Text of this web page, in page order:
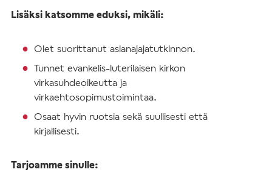
Lisäksi katsomme eduksi, mikäli:
Olet suorittanut asianajajatutkinnon.
Tunnet evankelis-luterilaisen kirkon
virkasuhdeoikeutta ja
virkaehtosopimustoimintaa.
Osaat hyvin ruotsia sekä suullisesti että
kirjallisesti.
Tarjoamme sinulle: